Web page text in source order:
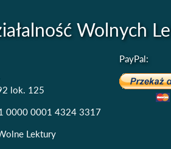
Wolnych
lok. 125
0000 0001 4324 3317
Lektury
PayPal: